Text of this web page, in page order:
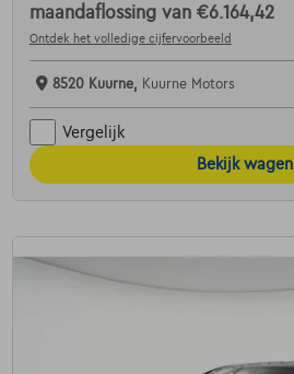
maandaflossing van €6.164,42
Ontdek het volledige cijfervoorbeeld
8520 Kuurne, Kuurne Motors
Vergelijk
Bekijk wagen